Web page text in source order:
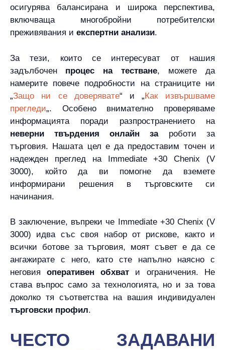
осигурява балансирана и широка перспектива,
включваща многобройни потребителски
преживявания и експертни анализи.
За тези, които се интересуват от нашия
задълбочен процес на тестване, можете да
намерите повече подробности на страниците ни
„Защо ни се доверявате“ и „Как извършваме
прегледи„. Особено внимателно проверяваме
информацията поради разпространението на
неверни твърдения онлайн зароботи за
търговия. Нашата цел е да предоставим точен и
надежден преглед на Immediate +30 Chenix (V
3000), който да ви помогне да вземете
информирани решения в търговските си
начинания.
В заключение, въпреки че Immediate +30 Chenix (V
3000) идва със своя набор от рискове, както и
всички ботове за търговия, моят съвет е да се
ангажирате с него, като сте напълно наясно с
неговия оперативен обхват и ограничения. Не
става въпрос само за технологията, но и за това
доколко тя съответства на вашия индивидуален
търговски профил.
ЧЕСТО ЗАДАВАНИ